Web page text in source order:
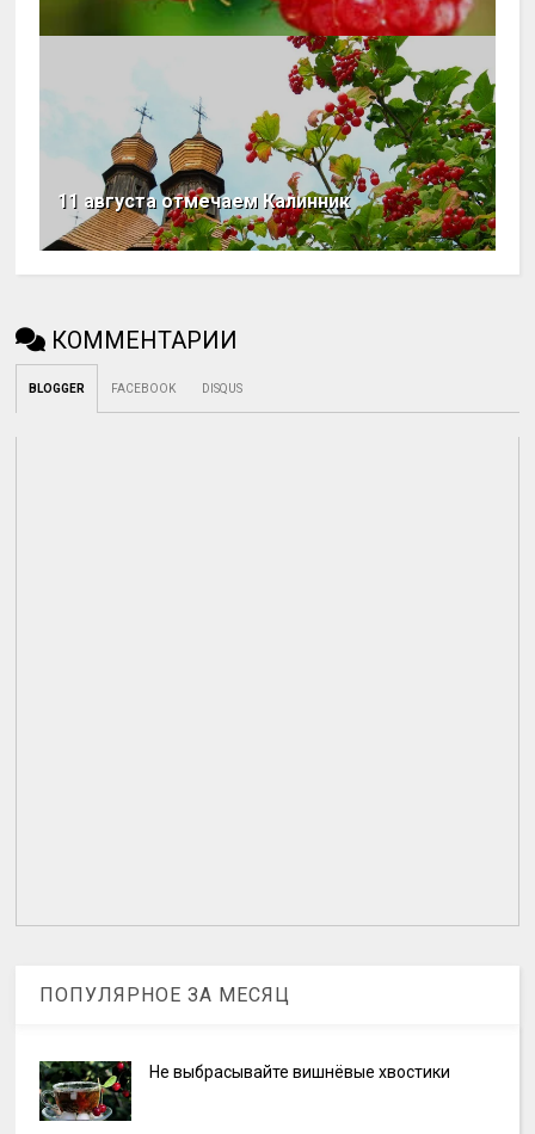
11 августа отмечаем Калинник
КОММЕНТАРИИ
BLOGGER FACEBOOK DISQUS
ПОПУЛЯРНОЕ ЗА МЕСЯЦ
Не выбрасывайте вишнёвые хвостики